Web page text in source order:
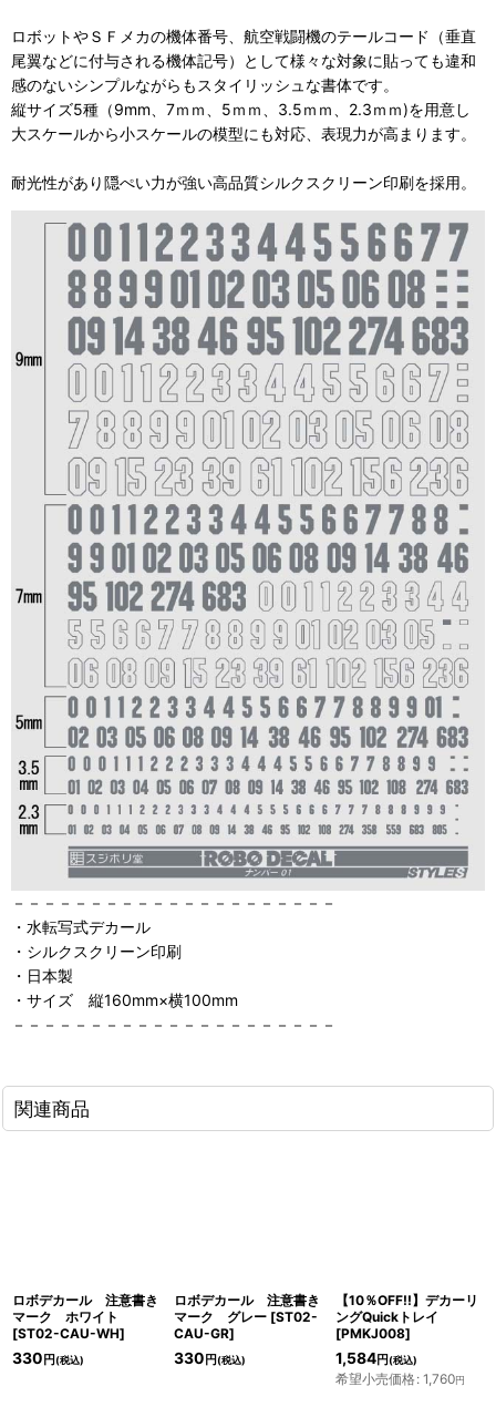
ロボットやＳＦメカの機体番号、航空戦闘機のテールコード（垂直
尾翼などに付与される機体記号）
として様々な対象に貼っても違和
感のないシンプルながらもスタイ リッシュな書体です。
縦サイズ5種（9mm、7ｍｍ、5ｍｍ、3.5ｍｍ、2.3ｍｍ)を用意し
大スケールから小スケールの模型にも対応、 表現力が高まります。
耐光性があり隠ぺい力が強い高品質シルクスクリーン印刷を採用。
－－－－－－－－－－－－－－－－－－－－－
・水転写式デカール
・シルクスクリーン印刷
・日本製
・サイズ 縦160mm×横100mm
－－－－－－－－－－－－－－－－－－－－－
関連商品
ロボデカール 注意書き
マーク ホワイト
[ST02-CAU-WH]
330 円(税込)
ロボデカール 注意書き
マーク グレー [ST02-
CAU-GR]
330 円(税込)
【10％OFF!!】デカーリ
ングQuickトレイ
[PMKJ008]
1,584円(税込)
希望小売価格: 1,760円